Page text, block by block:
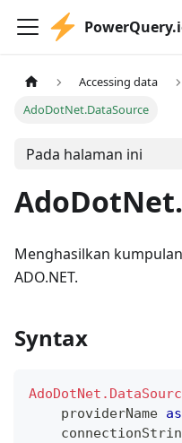
Accessing data
AdoDotNet.DataSource
Pada halaman ini
Menghasilkan
ADO.NET.
Syntax
    providerName
as